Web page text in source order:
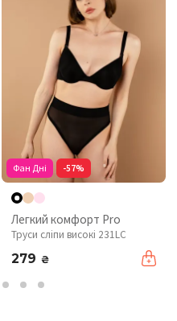
Фан Дні -57%
Легкий комфорт Pro
Труси сліпи високі 231LC
279 ₴